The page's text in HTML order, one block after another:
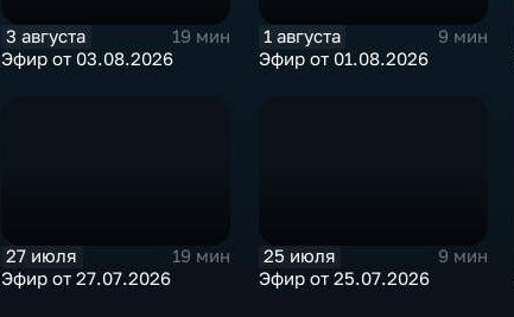
3 августа
19 мин
Эфир от 03.08.2026
1 августа
9 мин
Эфир от 01.08.2026
27 июля
19 мин
Эфир от 27.07.2026
25 июля
9 мин
Эфир от 25.07.2026